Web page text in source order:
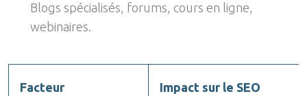
Blogs spécialisés, forums, cours en ligne,
webinaires.
Facteur Impact sur le SEO